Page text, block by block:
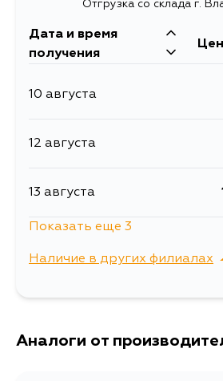
Длина упаковки, мм 42
Масса, кг 0.093
Ширина упаковки, мм
Кузов
J10, KJ10, KNJ10, NJ10, T31, T31R, F15,
T32U, DNT31, NT31, T31P, T32, T32H,
T32L, T32LL, T32N, T32NN, T32R,
Renault
Отгрузка со склада г.
Дата и время
получения
10 августа
12 августа
13 августа
5 сентября
Показать еще 3
Наличие в других филиалах
г. Владивосток,
Аналоги от